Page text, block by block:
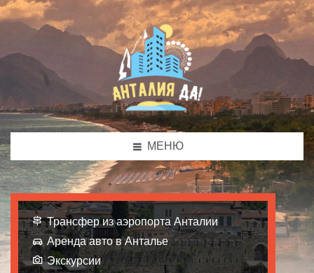
МЕНЮ
Трансфер из аэропорта Анталии
Аренда авто в Анталье
Экскурсии